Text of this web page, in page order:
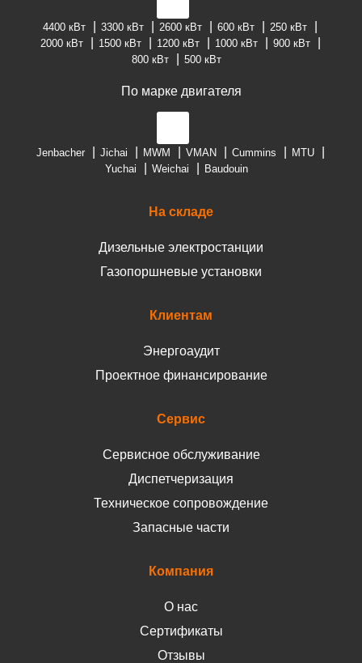
4400 кВт 3300 кВт 2600 кВт 600 кВт
250 кВт
2000 кВт
1500 кВт 1200 кВт 1000 кВт
900 кВт
800 кВт
500 кВт
По марке двигателя
Jenbacher Jichai MWM VMAN Cummins
MTU
Yuchai
Weichai Baudouin
На складе
Дизельные электростанции
Газопоршневые установки
Клиентам
Энергоаудит
Проектное финансирование
Сервис
Сервисное обслуживание
Диспетчеризация
Техническое сопровождение
Запасные части
Компания
О нас
Сертификаты
Отзывы